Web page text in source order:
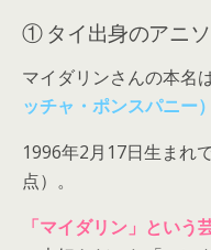
① タイ出身のアニ
マイダリンさんの本名は
ッチャ・ポンスパニー）
1996年2月17日生まれで
点）。
「マイダリン」という